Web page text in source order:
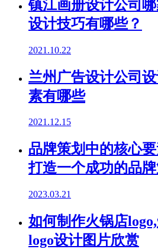
镇江画册设计公司
设计技巧有哪些？
2021.10.22
兰州广告设计公司
素有哪些
2021.12.15
品牌策划中的核心
打造一个成功的品
2023.03.21
如何制作火锅店
logo设计图片欣赏